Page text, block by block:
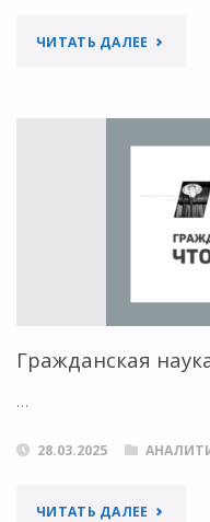
ЧИТАТЬ ДАЛЕЕ
Гражданская
…
28.03.2025
ЧИТАТЬ ДАЛЕЕ